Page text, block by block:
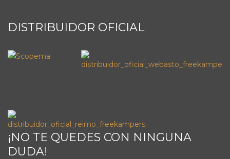
DISTRIBUIDOR OFICIAL
¡NO TE QUEDES CON NINGUNA
DUDA!